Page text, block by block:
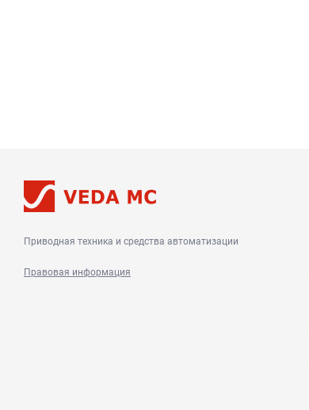
Приводная техника и средства автоматизации
Правовая информация